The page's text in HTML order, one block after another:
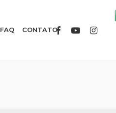
FAQ CONTATOFACEBOOKYOUTUBE